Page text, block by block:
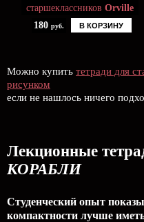
старшеклассников Orville
180 руб. В КОРЗИНУ
Можно купить тетради для
рисунком
если не нашлось ничего
Лекционные
КОРАБЛИ
Студенческий опыт
компактности лучше